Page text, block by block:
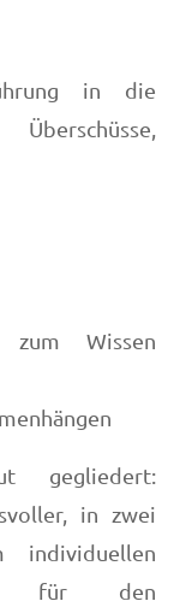
in die
Wissen
gegliedert:
in zwei
individuellen
für den